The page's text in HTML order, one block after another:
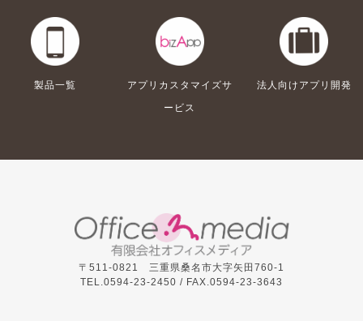
製品一覧
アプリカスタマイズサ
ービス
法人向けアプリ開発
〒511-0821 三重県桑名市大字矢田760-1
TEL.0594-23-2450 / FAX.0594-23-3643